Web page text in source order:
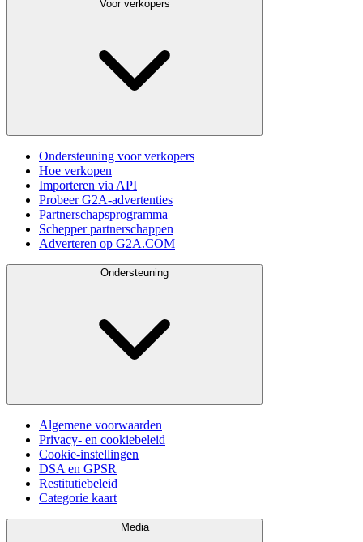
Voor verkopers
Ondersteuning voor verkopers
Hoe verkopen
Importeren via API
Probeer G2A-advertenties
Partnerschapsprogramma
Schepper partnerschappen
Adverteren op G2A.COM
Ondersteuning
Algemene voorwaarden
Privacy- en cookiebeleid
Cookie-instellingen
DSA en GPSR
Restitutiebeleid
Categorie kaart
Media